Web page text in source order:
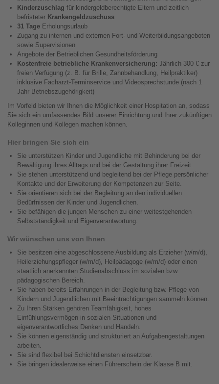
Kinderzuschlag für kindergeldberechtigte Eltern und zeitlich
befristeter Krankengeldzuschuss
31 Tage Erholungsurlaub
Zugang zu internen und externen Fort- und Weiterbildungsangeboten
sowie Supervisionen
Angebote der Betrieblichen Gesundheitsförderung
Kostenfreie betriebliche Krankenversicherung: Jährlich 300 € zur
freien Verfügung (z. B. für Brille, Zahnbehandlung, Heilpraktiker)
inklusive Facharzt-Terminservice und Videosprechstunde (nach 1
Jahr Betriebszugehörigkeit)
Im Vorfeld bieten wir Ihnen die Möglichkeit einer Hospitation an, sodass
Sie sich ein umfassendes Bild unserer Einrichtung und Ihrer zukünftigen
Kolleginnen und Kollegen machen können.
Hier bringen Sie sich ein
Sie unterstützen Kinder und Jugendliche mit Behinderung bei der
Bewältigung ihres Alltags und bei der Gestaltung ihrer Freizeit.
Sie stehen unterstützend und begleitend bei der Pflege persönlicher
Kontakte und der Erweiterung der Kompetenzen zur Seite.
Sie orientieren sich bei der Begleitung an den individuellen
Bedürfnissen der Kinder und Jugendlichen.
Sie befähigen die jungen Menschen zu einer weitestgehenden
Selbstständigkeit und Eigenverantwortung.
Wir wünschen uns von Ihnen
Sie besitzen eine abgeschlossene Ausbildung als Erzieher (w/m/d),
Heilerziehungspfleger (w/m/d), Heilpädagoge (w/m/d) oder einen
staatlich anerkannten Studienabschluss im sozialen bzw.
pädagogischen Bereich.
Sie haben bereits Erfahrungen in der Begleitung bzw. Pflege von
Kindern und Jugendlichen mit Beeinträchtigungen sammeln können.
Zu Ihren Stärken gehören Teamfähigkeit, hohes
Einfühlungsvermögen in sozialen Situationen und
eigenverantwortliches Denken und Handeln.
Sie können eigenständig und strukturiert an Aufgabengestaltungen
arbeiten.
Sie sind flexibel bei Schichtdiensten einsetzbar.
Sie bringen idealerweise einen Führerschein der Klasse B mit.